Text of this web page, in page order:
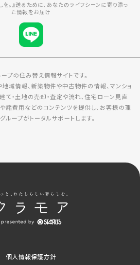
を。』送るために、あなたのライフシーンに寄り添っ
た情報をお届け
ープの住み替え情報サイトです。
域情報、新築物件や中古物件の情報、マンショ
て・土地の売却・査定や流れ、住宅ローン見直
諸費用などのコンテンツを提供し、お客様の理
ープがトータルサポートします。
個人情報保護方針